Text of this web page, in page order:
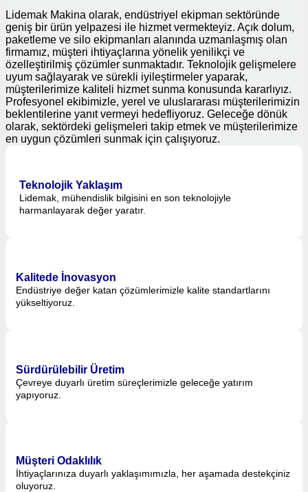
Lidemak Makina olarak, endüstriyel ekipman sektöründe
geniş bir ürün yelpazesi ile hizmet vermekteyiz. Açık dolum,
paketleme ve silo ekipmanları alanında uzmanlaşmış olan
firmamız, müşteri ihtiyaçlarına yönelik yenilikçi ve
özelleştirilmiş çözümler sunmaktadır. Teknolojik gelişmelere
uyum sağlayarak ve sürekli iyileştirmeler yaparak,
müşterilerimize kaliteli hizmet sunma konusunda kararlıyız.
Profesyonel ekibimizle, yerel ve uluslararası müşterilerimizin
beklentilerine yanıt vermeyi hedefliyoruz. Geleceğe dönük
olarak, sektördeki gelişmeleri takip etmek ve müşterilerimize
en uygun çözümleri sunmak için çalışıyoruz.
Teknolojik Yaklaşım
Lidemak, mühendislik bilgisini en son teknolojiyle
harmanlayarak değer yaratır.
Kalitede İnovasyon
Endüstriye değer katan çözümlerimizle kalite standartlarını
yükseltiyoruz.
Sürdürülebilir Üretim
Çevreye duyarlı üretim süreçlerimizle geleceğe yatırım
yapıyoruz.
Müşteri Odaklılık
İhtiyaçlarınıza duyarlı yaklaşımımızla, her aşamada destekçiniz
oluyoruz.